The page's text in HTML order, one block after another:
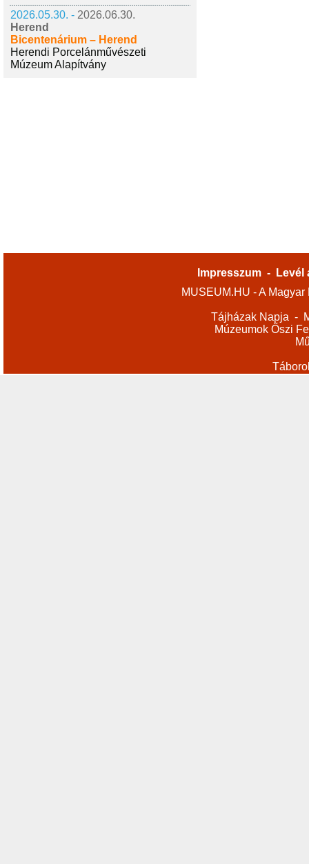
2026.05.30. - 2026.06.30.
Herend
Bicentenárium – Herend
Herendi Porcelánművészeti
Múzeum Alapítvány
Impresszum -
Levél
MUSEUM.HU - A
Tájházak Napja -
Múzeumok Őszi